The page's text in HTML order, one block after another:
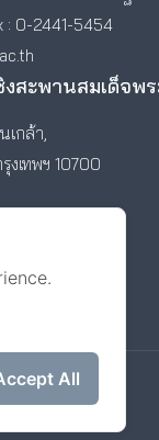
: 0-2441-5454
สะพานสมเด็จพ
เกล้า,
งเทพฯ 10700
All